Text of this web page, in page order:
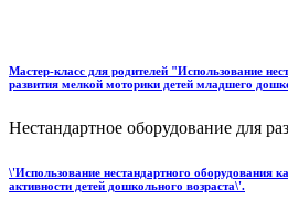
Мастер-класс для родителей "Использование
развития мелкой моторики детей младшего
Нестандартное оборудование для
\'Использование нестандартного оборудования
активности детей дошкольного возраста\'.